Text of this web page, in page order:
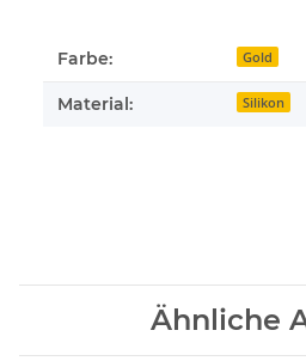
Farbe: Gold
Material: Silikon
Ähnliche